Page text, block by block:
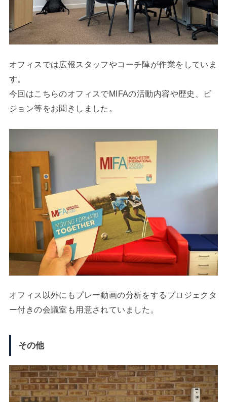
オフィスでは広報スタッフやコーチ陣が作業をしていま
す。
今回はこちらのオフィスでMIFAの活動内容や歴史、ビ
ジョン等をお聞きしました。
オフィス以外にもプレー動画の分析をするプロジェクタ
ー付きの会議室も用意されていました。
その他